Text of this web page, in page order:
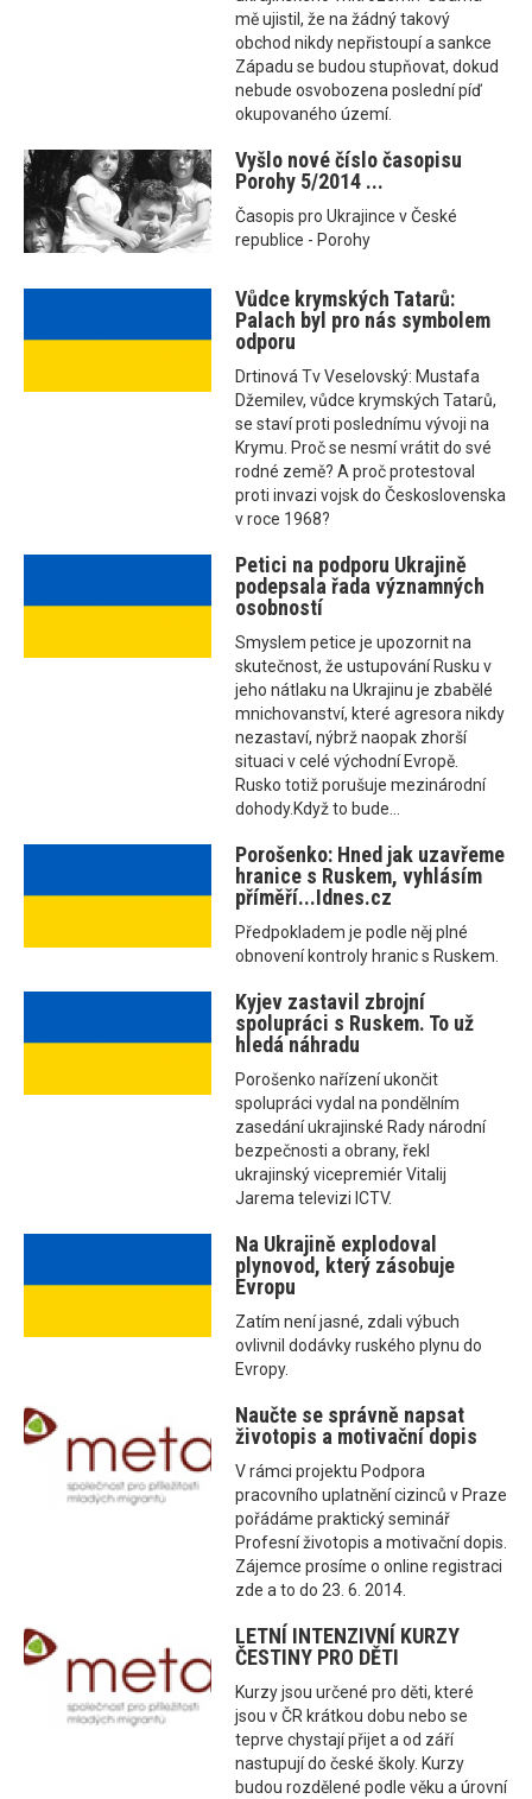
mě ujistil, že na žádný takový
obchod nikdy nepřistoupí a sankce
Západu se budou stupňovat, dokud
nebude osvobozena poslední píď
okupovaného území.
Vyšlo nové číslo časopisu
Porohy 5/2014 ...
Časopis pro Ukrajince v České
republice - Porohy
Vůdce krymských Tatarů:
Palach byl pro nás symbolem
odporu
Drtinová Tv Veselovský: Mustafa
Džemilev, vůdce krymských Tatarů,
se staví proti poslednímu vývoji na
Krymu. Proč se nesmí vrátit do své
rodné země? A proč protestoval
proti invazi vojsk do Československa
v roce 1968?
Petici na podporu Ukrajině
podepsala řada významných
osobností
Smyslem petice je upozornit na
skutečnost, že ustupování Rusku v
jeho nátlaku na Ukrajinu je zbabělé
mnichovanství, které agresora nikdy
nezastaví, nýbrž naopak zhorší
situaci v celé východní Evropě.
Rusko totiž porušuje mezinárodní
dohody.Když to bude...
Porošenko: Hned jak uzavřeme
hranice s Ruskem, vyhlásím
příměří...Idnes.cz
Předpokladem je podle něj plné
obnovení kontroly hranic s Ruskem.
Kyjev zastavil zbrojní
spolupráci s Ruskem. To už
hledá náhradu
Porošenko nařízení ukončit
spolupráci vydal na pondělním
zasedání ukrajinské Rady národní
bezpečnosti a obrany, řekl
ukrajinský vicepremiér Vitalij
Jarema televizi ICTV.
Na Ukrajině explodoval
plynovod, který zásobuje
Evropu
Zatím není jasné, zdali výbuch
ovlivnil dodávky ruského plynu do
Evropy.
Naučte se správně napsat
životopis a motivační dopis
V rámci projektu Podpora
pracovního uplatnění cizinců v Praze
pořádáme praktický seminář
Profesní životopis a motivační dopis.
Zájemce prosíme o online registraci
zde a to do 23. 6. 2014.
LETNÍ INTENZIVNÍ KURZY
ČESTINY PRO DĚTI
Kurzy jsou určené pro děti, které
jsou v ČR krátkou dobu nebo se
teprve chystají přijet a od září
nastupují do české školy. Kurzy
budou rozdělené podle věku a úrovní